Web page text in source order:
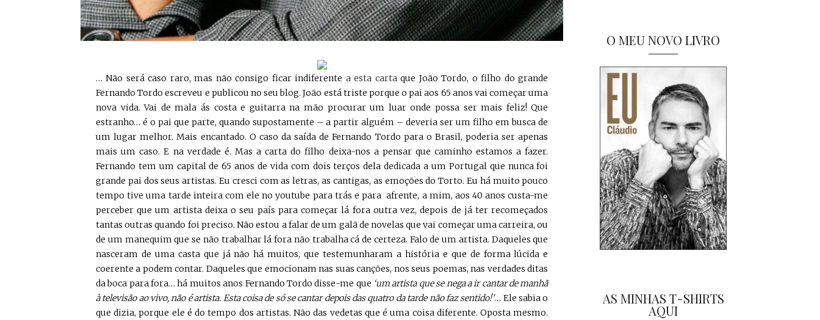
… Não será caso raro, mas não consigo ficar indiferente a esta cartaque João Tordo, o filho do grande
Fernando Tordo escreveu e publicou no seu blog. João está triste porque o pai aos 65 anos vai começar uma
nova vida. Vai de mala ás costa e guitarra na mão procurar um luar onde possa ser mais feliz! Que
estranho… é o pai que parte, quando supostamente – a partir alguém – deveria ser um filho em busca de
um lugar melhor. Mais encantado. O caso da saída de Fernando Tordo para o Brasil, poderia ser apenas
mais um caso. E na verdade é. Mas a carta do filho deixa-nos a pensar que caminho estamos a fazer.
Fernando tem um capital de 65 anos de vida com dois terços dela dedicada a um Portugal que nunca foi
grande pai dos seus artistas. Eu cresci com as letras, as cantigas, as emoções do Torto. Eu há muito pouco
tempo tive uma tarde inteira com ele no youtube para trás e para afrente, a mim, aos 40 anos custa-me
perceber que um artista deixa o seu país para começar lá fora outra vez, depois de já ter recomeçados
tantas outras quando foi preciso. Não estou a falar de um galã de novelas que vai começar uma carreira, ou
de um manequim que se não trabalhar lá fora não trabalha cá de certeza. Falo de um artista. Daqueles que
nasceram de uma casta que já não há muitos, que testemunharam a história e que de forma lúcida e
coerente a podem contar. Daqueles que emocionam nas suas canções, nos seus poemas, nas verdades ditas
da boca para fora… há muitos anos Fernando Tordo disse-me que ‘um artista que se nega a ir cantar de manhã
à televisão ao vivo, não é artista. Esta coisa de só se cantar depois das quatro da tarde não faz sentido!’… Ele sabia o
que dizia, porque ele é do tempo dos artistas. Não das vedetas que é uma coisa diferente. Oposta mesmo.
O MEU NOVO LIVRO
AS MINHAS T-SHIRTS
AQUI